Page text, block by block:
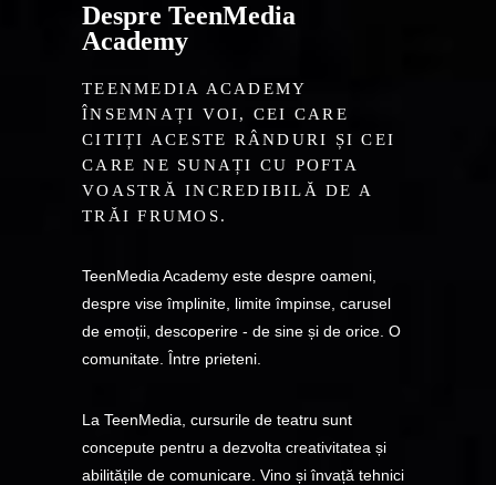
Despre TeenMedia
Academy
TEENMEDIA ACADEMY
ÎNSEMNAȚI VOI, CEI CARE
CITIȚI ACESTE RÂNDURI ȘI CEI
CARE NE SUNAȚI CU POFTA
VOASTRĂ INCREDIBILĂ DE A
TRĂI FRUMOS.
TeenMedia Academy este despre oameni,
despre vise împlinite, limite împinse, carusel
de emoții, descoperire - de sine și de orice. O
comunitate. Între prieteni.
La TeenMedia, cursurile de teatru sunt
concepute pentru a dezvolta creativitatea și
abilitățile de comunicare. Vino și învață tehnici